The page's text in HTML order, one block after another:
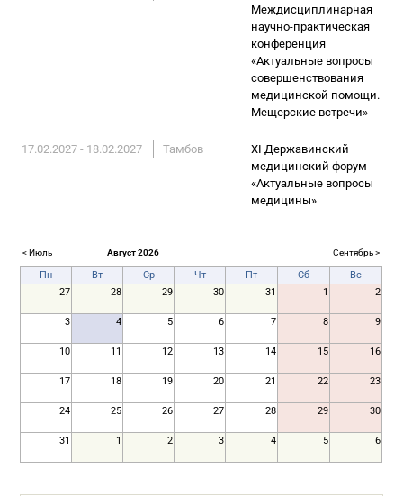
Междисциплинарная
научно-практическая
конференция
«Актуальные вопросы
совершенствования
медицинской помощи.
Мещерские встречи»
17.02.2027 - 18.02.2027 Тамбов
XI Державинский
медицинский форум
«Актуальные вопросы
медицины»
< Июль Август 2026 Сентябрь >
Пн Вт Ср Чт Пт Сб
Вс
27
28 29 30 31 1 2
3 4 5 6 7 8 9
10 11 12 13 14 15 16
17 18 19 20 21 22 23
24 25 26 27 28 29 30
31 1 2 3 4 5 6